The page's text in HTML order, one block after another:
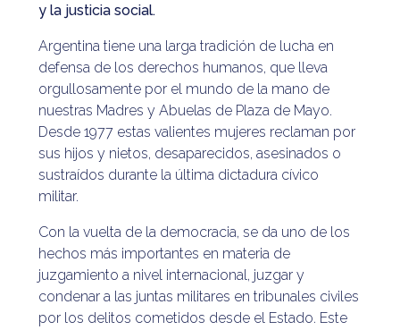
y la justicia social.
Argentina tiene una larga tradición de lucha en
defensa de los derechos humanos, que lleva
orgullosamente por el mundo de la mano de
nuestras Madres y Abuelas de Plaza de Mayo.
Desde 1977 estas valientes mujeres reclaman por
sus hijos y nietos, desaparecidos, asesinados o
sustraídos durante la última dictadura cívico
militar.
Con la vuelta de la democracia, se da uno de los
hechos más importantes en materia de
juzgamiento a nivel internacional, juzgar y
condenar a las juntas militares en tribunales civiles
por los delitos cometidos desde el Estado. Este